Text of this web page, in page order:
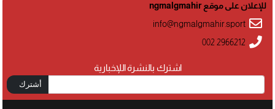
اشترك بالنشرة اللإخبارية
أشترك
للإعلان على موقع ngmalgmahir
info@ngmalgmahir.sport
002 2966212